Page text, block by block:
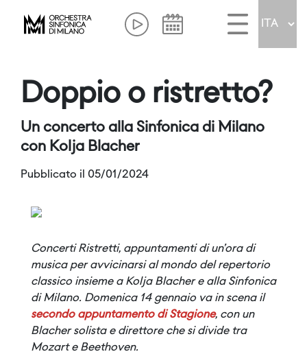
Doppio o ristretto?
Un concerto alla Sinfonica di Milano
con Kolja Blacher
Pubblicato il 05/01/2024
Concerti Ristretti, appuntamenti di un’ora di
musica per avvicinarsi al mondo del repertorio
classico insieme a Kolja Blacher e alla Sinfonica
di Milano. Domenica 14 gennaio va in scena il
secondo appuntamento di Stagione, con un
Blacher solista e direttore che si divide tra
Mozart e Beethoven.